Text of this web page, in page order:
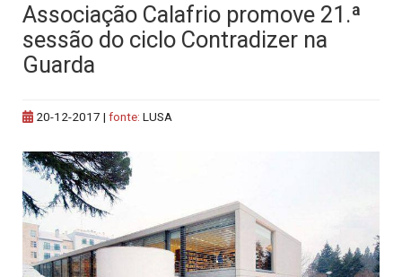
Associação Calafrio promove 21.ª
sessão do ciclo Contradizer na
Guarda
20-12-2017 | fonte: LUSA